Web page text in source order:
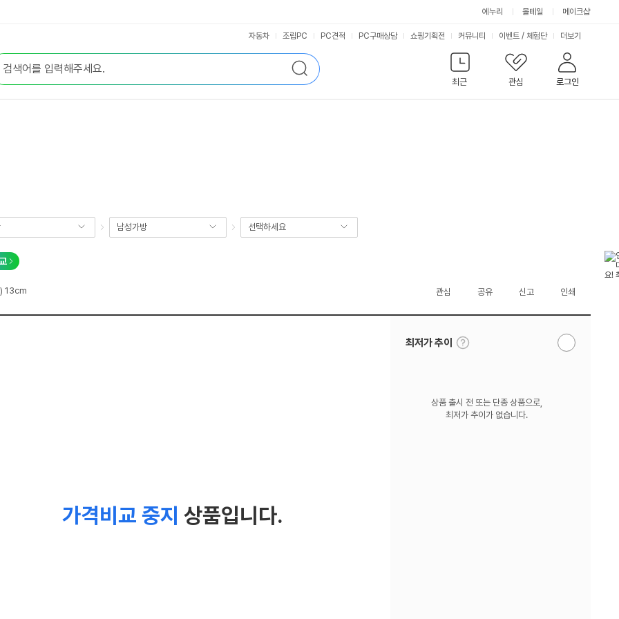
에누리 몰테일 메이크샵
검
색
최근
관심 로그인
자동차 조립PC PC견적 PC구매상담 쇼핑기획전 커뮤니티 이벤트 / 체험단 서
비
스
더보기
남성가방 선택하세요
13cm 관심 공유 신고 인쇄
가격비교 중지 상품입니다.
최저가 추이
툴
팁
알
상품 출시 전 또는 단종 상품으로,
최저가 추이가 없습니다.